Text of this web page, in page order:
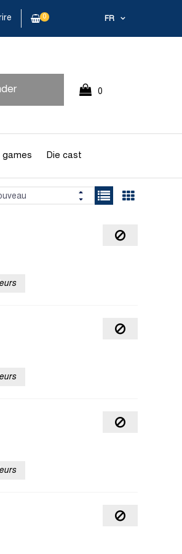
FR
0
0
games Die cast